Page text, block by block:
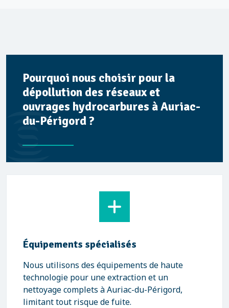
Pourquoi nous choisir pour la
dépollution des réseaux et
ouvrages hydrocarbures à Auriac-
du-Périgord ?
Équipements spécialisés
Nous utilisons des équipements de haute
technologie pour une extraction et un
nettoyage complets à Auriac-du-Périgord,
limitant tout risque de fuite.